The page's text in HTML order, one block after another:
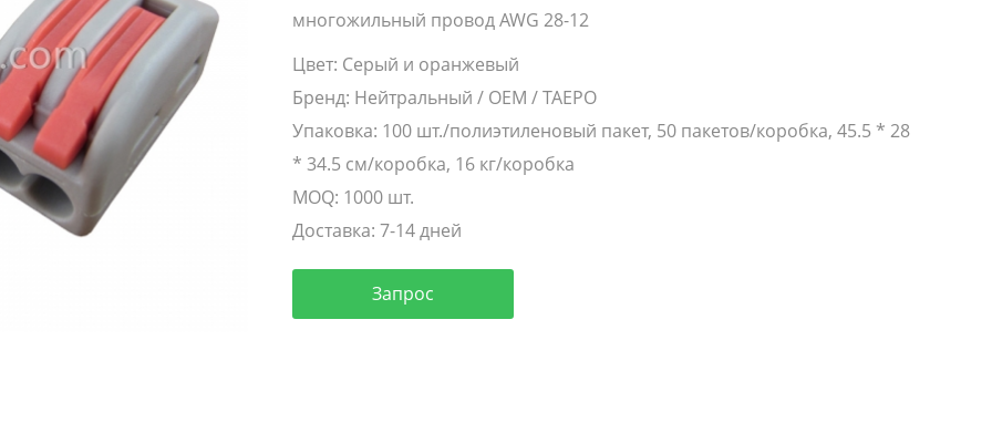
многожильный провод AWG 28-12
Цвет: Серый и оранжевый
Бренд: Нейтральный / OEM / TAEPO
Упаковка: 100 шт./полиэтиленовый пакет, 50 пакетов/коробка, 45.5 * 28
* 34.5 см/коробка, 16 кг/коробка
MOQ: 1000 шт.
Доставка: 7-14 дней
Запрос